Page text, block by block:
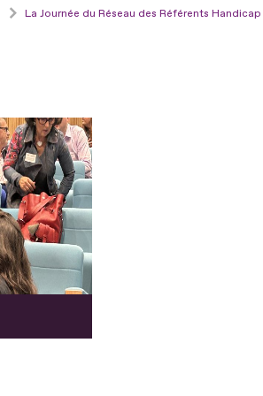
La Journée du Réseau des Référents